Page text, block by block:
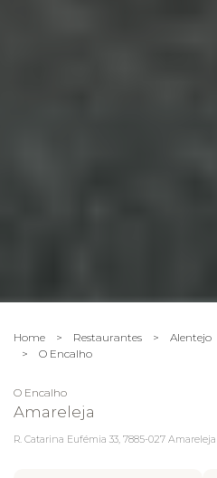
Home > Restaurantes > Alentejo
> O Encalho
O Encalho
Amareleja
R. Catarina Eufémia 33, 7885-027 Amareleja